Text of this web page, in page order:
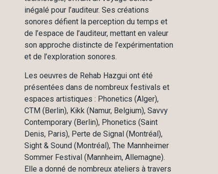
inégalé pour l’auditeur. Ses créations
sonores défient la perception du temps et
de l’espace de l’auditeur, mettant en valeur
son approche distincte de l’expérimentation
et de l’exploration sonores.
Les oeuvres de Rehab Hazgui ont été
présentées dans de nombreux festivals et
espaces artistiques : Phonetics (Alger),
CTM (Berlin), Kikk (Namur, Belgium), Savvy
Contemporary (Berlin), Phonetics (Saint
Denis, Paris), Perte de Signal (Montréal),
Sight & Sound (Montréal), The Mannheimer
Sommer Festival (Mannheim, Allemagne).
Elle a donné de nombreux ateliers à travers